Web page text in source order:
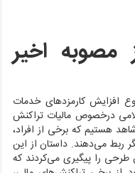
اخیر
کارمزدهای خدمات
درخصوص مالیات تراکنش
هستیم که برخی از افراد،
ربط می‌دهند. داستان از این
را پیگیری می‌کردند که